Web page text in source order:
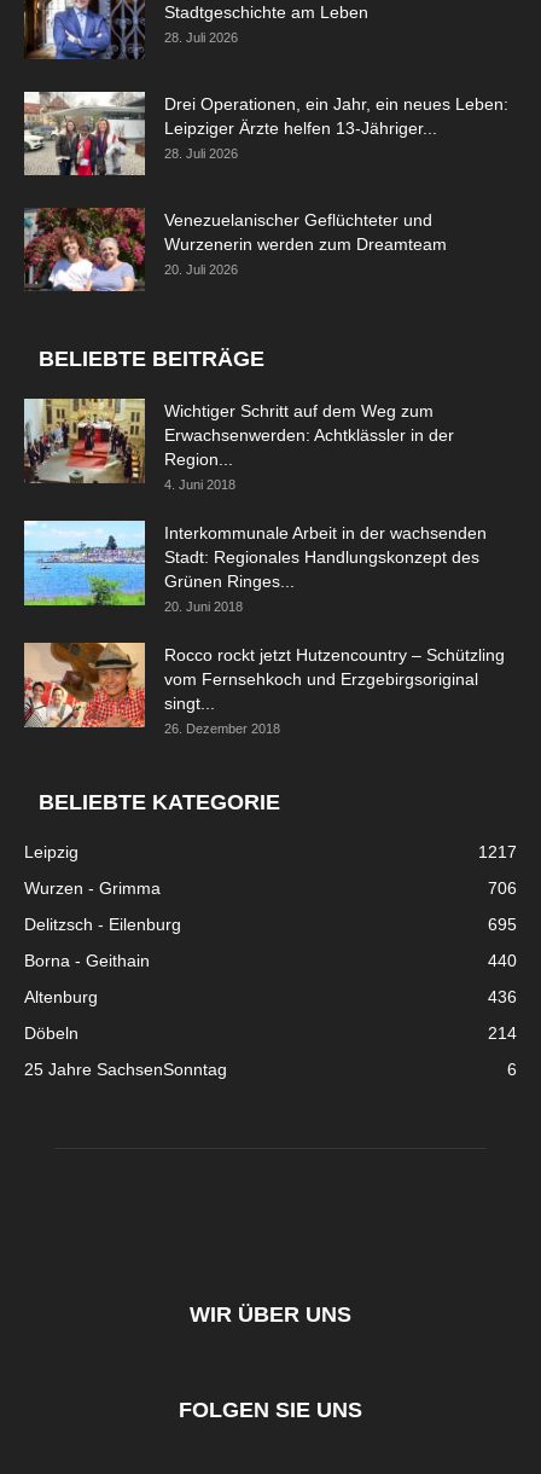
Stadtgeschichte am Leben
28. Juli 2026
Drei Operationen, ein Jahr, ein neues Leben:
Leipziger Ärzte helfen 13-Jähriger...
28. Juli 2026
Venezuelanischer Geflüchteter und
Wurzenerin werden zum Dreamteam
20. Juli 2026
BELIEBTE BEITRÄGE
Wichtiger Schritt auf dem Weg zum
Erwachsenwerden: Achtklässler in der
Region...
4. Juni 2018
Interkommunale Arbeit in der wachsenden
Stadt: Regionales Handlungskonzept des
Grünen Ringes...
20. Juni 2018
Rocco rockt jetzt Hutzencountry – Schützling
vom Fernsehkoch und Erzgebirgsoriginal
singt...
26. Dezember 2018
BELIEBTE KATEGORIE
Leipzig
1217
Wurzen - Grimma
706
Delitzsch - Eilenburg
695
Borna - Geithain
440
Altenburg
436
Döbeln
214
25 Jahre SachsenSonntag
6
WIR ÜBER UNS
FOLGEN SIE UNS